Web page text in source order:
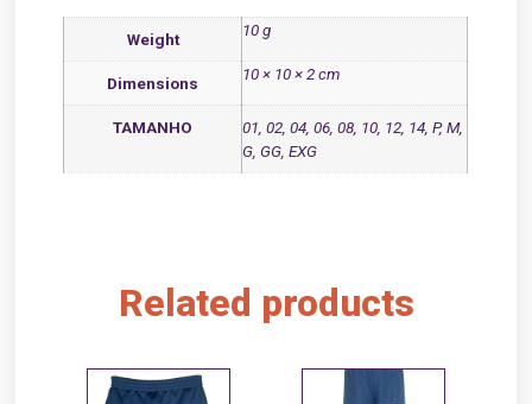
Weight 10 g
Dimensions 10 × 10 × 2 cm
TAMANHO
01, 02, 04, 06, 08, 10, 12, 14, P, M,
G, GG, EXG
Related products